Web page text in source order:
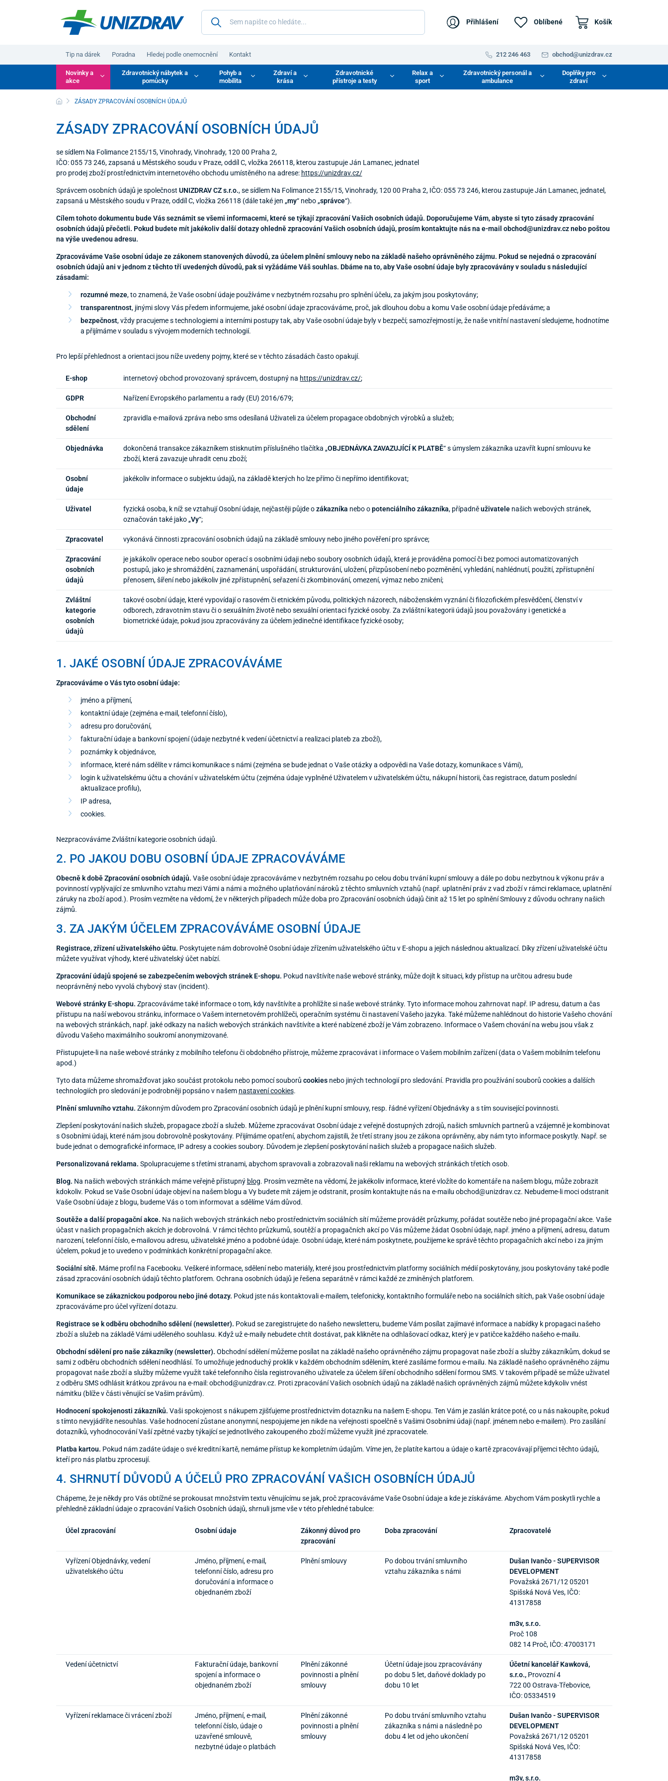
Přihlášení Oblíbené Košík
Tip na dárek Poradna Hledej podle onemocnění Kontakt 212 246 463 obchod@unizdrav.cz
Novinky a
akce
Zdravotnický nábytek a
pomůcky
Pohyb a
mobilita
Zdraví a
krása
Zdravotnické
přístroje a testy
Relax a
sport
Zdravotnický personál a
ambulance
Doplňky pro
zdraví
ZÁSADY ZPRACOVÁNÍ OSOBNÍCH ÚDAJŮ
ZÁSADY ZPRACOVÁNÍ OSOBNÍCH ÚDAJŮ
se sídlem Na Folimance 2155/15, Vinohrady, Vinohrady, 120 00 Praha 2,
IČO: 055 73 246, zapsaná u Městského soudu v Praze, oddíl C, vložka 266118, kterou zastupuje Ján Lamanec, jednatel
pro prodej zboží prostřednictvím internetového obchodu umístěného na adrese: https://unizdrav.cz/
Správcem osobních údajů je společnost UNIZDRAV CZ s.r.o., se sídlem Na Folimance 2155/15, Vinohrady, 120 00 Praha 2, IČO: 055 73 246, kterou zastupuje Ján Lamanec, jednatel,
zapsaná u Městského soudu v Praze, oddíl C, vložka 266118 (dále také jen „my“ nebo „správce“).
Cílem tohoto dokumentu bude Vás seznámit se všemi informacemi, které se týkají zpracování Vašich osobních údajů. Doporučujeme Vám, abyste si tyto zásady zpracování
osobních údajů přečetli. Pokud budete mít jakékoliv další dotazy ohledně zpracování Vašich osobních údajů, prosím kontaktujte nás na e-mail obchod@unizdrav.cz nebo poštou
na výše uvedenou adresu.
Zpracováváme Vaše osobní údaje ze zákonem stanovených důvodů, za účelem plnění smlouvy nebo na základě našeho oprávněného zájmu. Pokud se nejedná o zpracování
osobních údajů ani v jednom z těchto tří uvedených důvodů, pak si vyžádáme Váš souhlas. Dbáme na to, aby Vaše osobní údaje byly zpracovávány v souladu s následující
zásadami:
rozumné meze, to znamená, že Vaše osobní údaje používáme v nezbytném rozsahu pro splnění účelu, za jakým jsou poskytovány;
transparentnost, jinými slovy Vás předem informujeme, jaké osobní údaje zpracováváme, proč, jak dlouhou dobu a komu Vaše osobní údaje předáváme; a
bezpečnost, vždy pracujeme s technologiemi a interními postupy tak, aby Vaše osobní údaje byly v bezpečí; samozřejmostí je, že naše vnitřní nastavení sledujeme, hodnotíme
a přijímáme v souladu s vývojem moderních technologií.
Pro lepší přehlednost a orientaci jsou níže uvedeny pojmy, které se v těchto zásadách často opakují.
E-shop internetový obchod provozovaný správcem, dostupný na https://unizdrav.cz/;
GDPR Nařízení Evropského parlamentu a rady (EU) 2016/679;
Obchodní
sdělení
zpravidla e-mailová zpráva nebo sms odesílaná Uživateli za účelem propagace obdobných výrobků a služeb;
Objednávka dokončená transakce zákazníkem stisknutím příslušného tlačítka „OBJEDNÁVKA ZAVAZUJÍCÍ K PLATBĚ“ s úmyslem zákazníka uzavřít kupní smlouvu ke
zboží, která zavazuje uhradit cenu zboží;
Osobní
údaje
jakékoliv informace o subjektu údajů, na základě kterých ho lze přímo či nepřímo identifikovat;
Uživatel fyzická osoba, k níž se vztahují Osobní údaje, nejčastěji půjde ozákazníka nebo opotenciálního zákazníka, případněuživatele našich webových stránek,
označován také jako „Vy“;
Zpracovatel vykonává činnosti zpracování osobních údajů na základě smlouvy nebo jiného pověření pro správce;
Zpracování
osobních
údajů
je jakákoliv operace nebo soubor operací s osobními údaji nebo soubory osobních údajů, která je prováděna pomocí či bez pomoci automatizovaných
postupů, jako je shromáždění, zaznamenání, uspořádání, strukturování, uložení, přizpůsobení nebo pozměnění, vyhledání, nahlédnutí, použití, zpřístupnění
přenosem, šíření nebo jakékoliv jiné zpřístupnění, seřazení či zkombinování, omezení, výmaz nebo zničení;
Zvláštní
kategorie
osobních
údajů
takové osobní údaje, které vypovídají o rasovém či etnickém původu, politických názorech, náboženském vyznání či filozofickém přesvědčení, členství v
odborech, zdravotním stavu či o sexuálním životě nebo sexuální orientaci fyzické osoby. Za zvláštní kategorii údajů jsou považovány i genetické a
biometrické údaje, pokud jsou zpracovávány za účelem jedinečné identifikace fyzické osoby;
1. JAKÉ OSOBNÍ ÚDAJE ZPRACOVÁVÁME
Zpracováváme o Vás tyto osobní údaje:
jméno a příjmení,
kontaktní údaje (zejména e-mail, telefonní číslo),
adresu pro doručování,
fakturační údaje a bankovní spojení (údaje nezbytné k vedení účetnictví a realizaci plateb za zboží),
poznámky k objednávce,
informace, které nám sdělíte v rámci komunikace s námi (zejména se bude jednat o Vaše otázky a odpovědi na Vaše dotazy, komunikace s Vámi),
login k uživatelskému účtu a chování v uživatelském účtu (zejména údaje vyplněné Uživatelem v uživatelském účtu, nákupní historii, čas registrace, datum poslední
aktualizace profilu),
IP adresa,
cookies.
Nezpracováváme Zvláštní kategorie osobních údajů.
2. PO JAKOU DOBU OSOBNÍ ÚDAJE ZPRACOVÁVÁME
Obecně k době Zpracování osobních údajů. Vaše osobní údaje zpracováváme v nezbytném rozsahu po celou dobu trvání kupní smlouvy a dále po dobu nezbytnou k výkonu práv a
povinností vyplývající ze smluvního vztahu mezi Vámi a námi a možného uplatňování nároků z těchto smluvních vztahů (např. uplatnění práv z vad zboží v rámci reklamace, uplatnění
záruky na zboží apod.). Prosím vezměte na vědomí, že v některých případech může doba pro Zpracování osobních údajů činit až 15 let po splnění Smlouvy z důvodu ochrany našich
zájmů.
3. ZA JAKÝM ÚČELEM ZPRACOVÁVÁME OSOBNÍ ÚDAJE
Registrace, zřízení uživatelského účtu. Poskytujete nám dobrovolně Osobní údaje zřízením uživatelského účtu v E-shopu a jejich následnou aktualizací. Díky zřízení uživatelské účtu
můžete využívat výhody, které uživatelský účet nabízí.
Zpracování údajů spojené se zabezpečením webových stránek E-shopu. Pokud navštívíte naše webové stránky, může dojít k situaci, kdy přístup na určitou adresu bude
neoprávněný nebo vyvolá chybový stav (incident).
Webové stránky E-shopu. Zpracováváme také informace o tom, kdy navštívíte a prohlížíte si naše webové stránky. Tyto informace mohou zahrnovat např. IP adresu, datum a čas
přístupu na naší webovou stránku, informace o Vašem internetovém prohlížeči, operačním systému či nastavení Vašeho jazyka. Také můžeme nahlédnout do historie Vašeho chování
na webových stránkách, např. jaké odkazy na našich webových stránkách navštívíte a které nabízené zboží je Vám zobrazeno. Informace o Vašem chování na webu jsou však z
důvodu Vašeho maximálního soukromí anonymizované.
Přistupujete-li na naše webové stránky z mobilního telefonu či obdobného přístroje, můžeme zpracovávat i informace o Vašem mobilním zařízení (data o Vašem mobilním telefonu
apod.)
Tyto data můžeme shromažďovat jako součást protokolu nebo pomocí souborů cookiesnebo jiných technologií pro sledování. Pravidla pro používání souborů cookies a dalších
technologiích pro sledování je podrobněji popsáno v našem nastavení cookies.
Plnění smluvního vztahu. Zákonným důvodem pro Zpracování osobních údajů je plnění kupní smlouvy, resp. řádné vyřízení Objednávky a s tím související povinnosti.
Zlepšení poskytování našich služeb, propagace zboží a služeb. Můžeme zpracovávat Osobní údaje z veřejně dostupných zdrojů, našich smluvních partnerů a vzájemně je kombinovat
s Osobními údaji, které nám jsou dobrovolně poskytovány. Přijímáme opatření, abychom zajistili, že třetí strany jsou ze zákona oprávněny, aby nám tyto informace poskytly. Např. se
bude jednat o demografické informace, IP adresy a cookies soubory. Důvodem je zlepšení poskytování našich služeb a propagace našich služeb.
Personalizovaná reklama. Spolupracujeme s třetími stranami, abychom spravovali a zobrazovali naši reklamu na webových stránkách třetích osob.
Blog. Na našich webových stránkách máme veřejně přístupný blog. Prosím vezměte na vědomí, že jakékoliv informace, které vložíte do komentáře na našem blogu, může zobrazit
kdokoliv. Pokud se Vaše Osobní údaje objeví na našem blogu a Vy budete mít zájem je odstranit, prosím kontaktujte nás na e-mailu obchod@unizdrav.cz. Nebudeme-li moci odstranit
Vaše Osobní údaje z blogu, budeme Vás o tom informovat a sdělíme Vám důvod.
Soutěže a další propagační akce. Na našich webových stránkách nebo prostřednictvím sociálních sítí můžeme provádět průzkumy, pořádat soutěže nebo jiné propagační akce. Vaše
účast v našich propagačních akcích je dobrovolná. V rámci těchto průzkumů, soutěží a propagačních akcí po Vás můžeme žádat Osobní údaje, např. jméno a příjmení, adresu, datum
narození, telefonní číslo, e-mailovou adresu, uživatelské jméno a podobné údaje. Osobní údaje, které nám poskytnete, použijeme ke správě těchto propagačních akcí nebo i za jiným
účelem, pokud je to uvedeno v podmínkách konkrétní propagační akce.
Sociální sítě. Máme profil na Facebooku. Veškeré informace, sdělení nebo materiály, které jsou prostřednictvím platformy sociálních médií poskytovány, jsou poskytovány také podle
zásad zpracování osobních údajů těchto platforem. Ochrana osobních údajů je řešena separátně v rámci každé ze zmíněných platforem.
Komunikace se zákaznickou podporou nebo jiné dotazy. Pokud jste nás kontaktovali e-mailem, telefonicky, kontaktního formuláře nebo na sociálních sítích, pak Vaše osobní údaje
zpracováváme pro účel vyřízení dotazu.
Registrace se k odběru obchodního sdělení (newsletter). Pokud se zaregistrujete do našeho newsletteru, budeme Vám posílat zajímavé informace a nabídky k propagaci našeho
zboží a služeb na základě Vámi uděleného souhlasu. Když už e-maily nebudete chtít dostávat, pak klikněte na odhlašovací odkaz, který je v patičce každého našeho e-mailu.
Obchodní sdělení pro naše zákazníky (newsletter). Obchodní sdělení můžeme posílat na základě našeho oprávněného zájmu propagovat naše zboží a služby zákazníkům, dokud se
sami z odběru obchodních sdělení neodhlásí. To umožňuje jednoduchý proklik v každém obchodním sdělením, které zasíláme formou e-mailu. Na základě našeho oprávněného zájmu
propagovat naše zboží a služby můžeme využít také telefonního čísla registrovaného uživatele za účelem šíření obchodního sdělení formou SMS. V takovém případě se může uživatel
z odběru SMS odhlásit krátkou zprávou na e-mail: obchod@unizdrav.cz. Proti zpracování Vašich osobních údajů na základě našich oprávněných zájmů můžete kdykoliv vnést
námitku (blíže v části věnující se Vašim právům).
Hodnocení spokojenosti zákazníků. Vaši spokojenost s nákupem zjišťujeme prostřednictvím dotazníku na našem E-shopu. Ten Vám je zaslán krátce poté, co u nás nakoupíte, pokud
s tímto nevyjádříte nesouhlas. Vaše hodnocení zůstane anonymní, nespojujeme jen nikde na veřejnosti spoelčně s Vašimi Osobními údaji (např. jménem nebo e-mailem). Pro zasílání
dotazníků, vyhodnocování Vaší zpětné vazby týkající se jednotlivého zakoupeného zboží můžeme využít jiné zpracovatele.
Platba kartou. Pokud nám zadáte údaje o své kreditní kartě, nemáme přístup ke kompletním údajům. Víme jen, že platíte kartou a údaje o kartě zpracovávají příjemci těchto údajů,
kteří pro nás platbu zprocesují.
4. SHRNUTÍ DŮVODŮ A ÚČELŮ PRO ZPRACOVÁNÍ VAŠICH OSOBNÍCH ÚDAJŮ
Chápeme, že je někdy pro Vás obtížné se prokousat množstvím textu věnujícímu se jak, proč zpracováváme Vaše Osobní údaje a kde je získáváme. Abychom Vám poskytli rychle a
přehledně základní údaje o zpracování Vašich Osobních údajů, shrnuli jsme vše v této přehledné tabulce:
Účel zpracování Osobní údaje
Zákonný důvod pro
zpracování
Doba zpracování Zpracovatelé
Vyřízení Objednávky, vedení
uživatelského účtu
Jméno, příjmení, e-mail,
telefonní číslo, adresu pro
doručování a informace o
objednaném zboží
Plnění smlouvy
Po dobou trvání smluvního
vztahu zákazníka s námi
Dušan Ivančo - SUPERVISOR
DEVELOPMENT
Považská 2671/12 05201
Spišská Nová Ves, IČO:
41317858
m3v, s.r.o.
Proč 108
082 14 Proč, IČO: 47003171
Vedení účetnictví
Fakturační údaje, bankovní
spojení a informace o
objednaném zboží
Plnění zákonné
povinnosti a plnění
smlouvy
Účetní údaje jsou zpracovávány
po dobu 5 let, daňové doklady po
dobu 10 let
Účetní kancelář Kawková,
s.r.o., Provozní 4
722 00 Ostrava-Třebovice,
IČO: 05334519
Vyřízení reklamace či vrácení zboží
Jméno, příjmení, e-mail,
telefonní číslo, údaje o
uzavřené smlouvě,
nezbytné údaje o platbách
Plnění zákonné
povinnosti a plnění
smlouvy
Po dobu trvání smluvního vztahu
zákazníka s námi a následně po
dobu 4 let od jeho ukončení
Dušan Ivančo - SUPERVISOR
DEVELOPMENT
Považská 2671/12 05201
Spišská Nová Ves, IČO:
41317858
m3v, s.r.o.